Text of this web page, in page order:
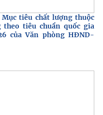
tiêu chất lượng thuộc
tiêu chuẩn quốc gia
của Văn phòng HĐND-